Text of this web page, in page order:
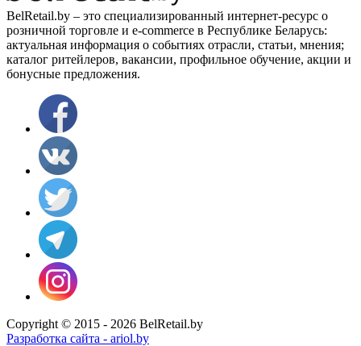
BelRetail.by – это специализированный интернет-ресурс о
розничной торговле и e-commerce в Республике Беларусь:
актуальная информация о событиях отрасли, статьи, мнения;
каталог ритейлеров, вакансии, профильное обучение, акции и
бонусные предложения.
Copyright © 2015 - 2026 BelRetail.by
Разработка сайта - ariol.by